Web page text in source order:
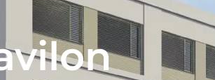
vilon